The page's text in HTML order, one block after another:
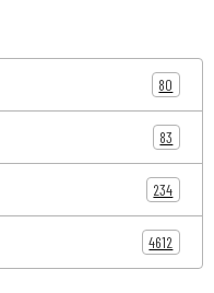
80
83
234
4612